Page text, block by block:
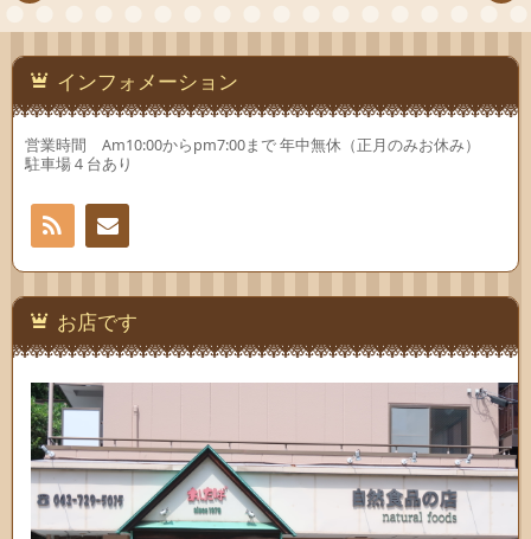
ン
ウ
で
開
き
ま
ま ン
ウ
で
開
き
ま
インフォメーション
営業時間 Am10:00からpm7:00まで 年中無休（正月のみお休み）
駐車場４台あり
お問
い合
わせ
お店です